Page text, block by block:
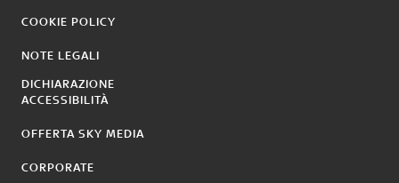
COOKIE POLICY
NOTE LEGALI
DICHIARAZIONE
ACCESSIBILITÀ
OFFERTA SKY MEDIA
CORPORATE